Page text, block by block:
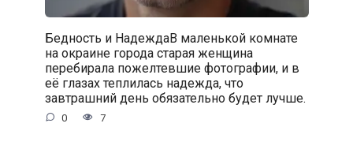
Бедность и НадеждаВ маленькой комнате
на окраине города старая женщина
перебирала пожелтевшие фотографии, и в
её глазах теплилась надежда, что
завтрашний день обязательно будет лучше.
0 7